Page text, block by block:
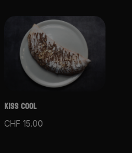
KISS COOL
CHF 15.00